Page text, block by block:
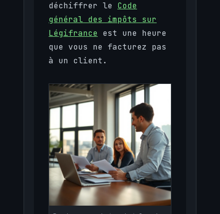
déchiffrer le Code
général des impôts sur
Légifrance est une heure
que vous ne facturez pas
à un client.